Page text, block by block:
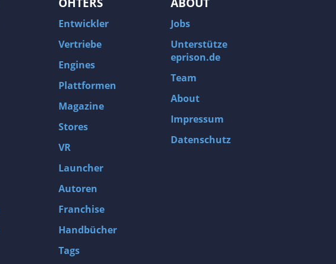
Entwickler
Vertriebe
Engines
Plattformen
Magazine
Stores
VR
Launcher
Autoren
Franchise
Handbücher
Tags
Jobs
Unterstütze
eprison.de
Team
About
Impressum
Datenschutz